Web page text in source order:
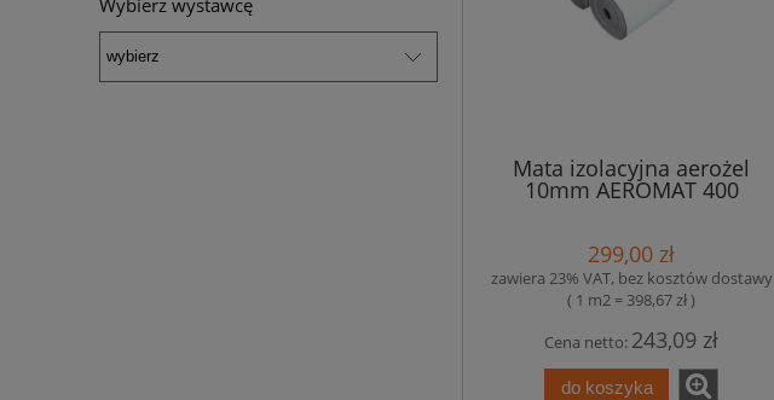
Wybierz wystawcę
Mata izolacyjna aerożel
10mm AEROMAT 400
299,00 zł
zawiera 23% VAT, bez kosztów dostawy
( 1 m2 = 398,67 zł )
Cena netto: 243,09 zł
do koszyka